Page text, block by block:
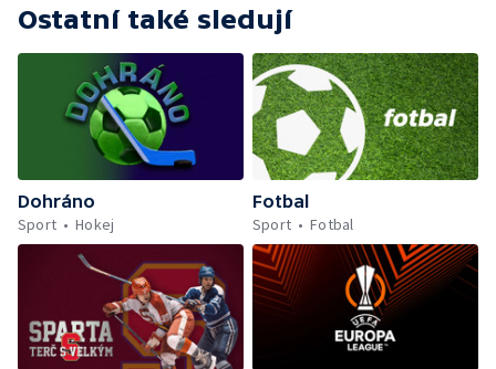
Ostatní také sledují
Dohráno
Sport
Hokej
Fotbal
Sport
Fotbal